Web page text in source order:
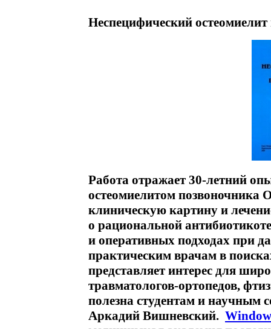
Неспецифический
Работа отражает 30-летний
остеомиелитом позвоночника
клиническую картину и
о рациональной
и оперативных подходах при
практическим врачам в
представляет интерес для
травматологов-ортопедов,
полезна студентам и научным
Аркадий Вишневский.